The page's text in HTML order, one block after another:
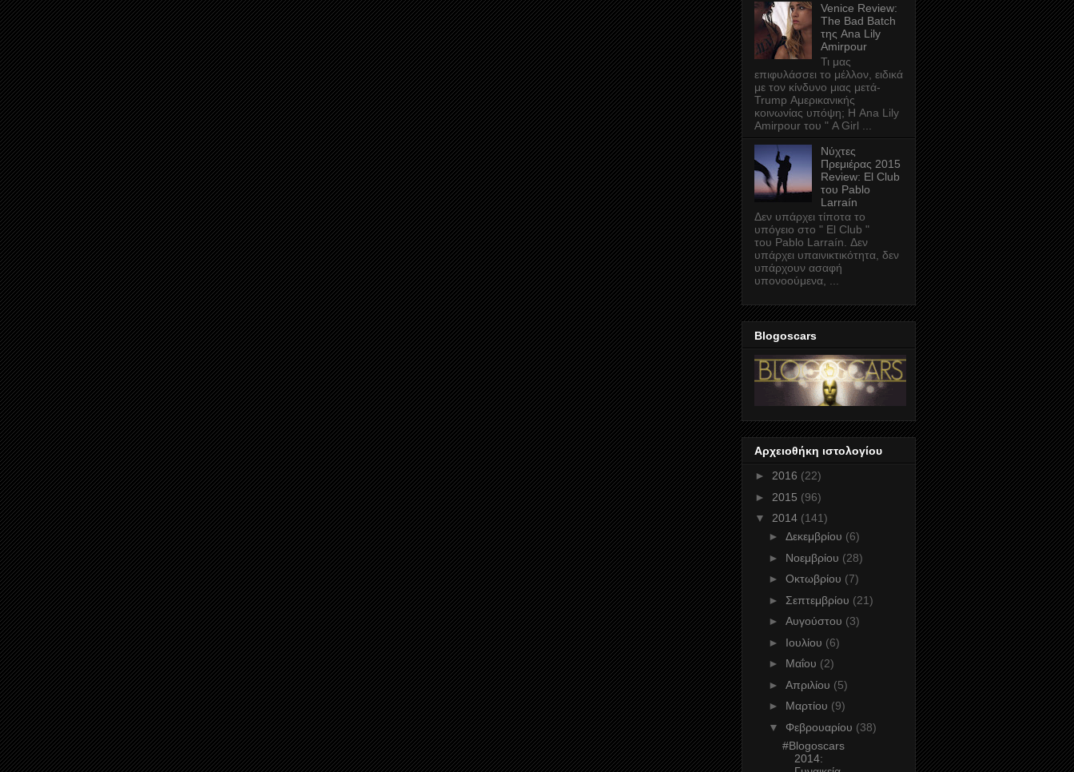
Venice Review:
The Bad Batch
της Ana Lily
Amirpour
Τι μας
επιφυλάσσει το μέλλον, ειδικά
με τον κίνδυνο μιας μετά-
Trump Αμερικανικής
κοινωνίας υπόψη; Η Ana Lily
Amirpour του " A Girl ...
Νύχτες
Πρεμιέρας 2015
Review: El Club
του Pablo
Larraín
Δεν υπάρχει τίποτα το
υπόγειο στο " El Club "
του Pablo Larraín. Δεν
υπάρχει υπαινικτικότητα, δεν
υπάρχουν ασαφή
υπονοούμενα, ...
Blogoscars
Αρχειοθήκη ιστολογίου
► 2016 (22)
► 2015 (96)
▼
2014 (141)
► Δεκεμβρίου (6)
► Νοεμβρίου (28)
► Οκτωβρίου (7)
► Σεπτεμβρίου (21)
► Αυγούστου (3)
► Ιουλίου (6)
► Μαΐου (2)
► Απριλίου (5)
► Μαρτίου (9)
▼
Φεβρουαρίου (38)
#Blogoscars
2014: